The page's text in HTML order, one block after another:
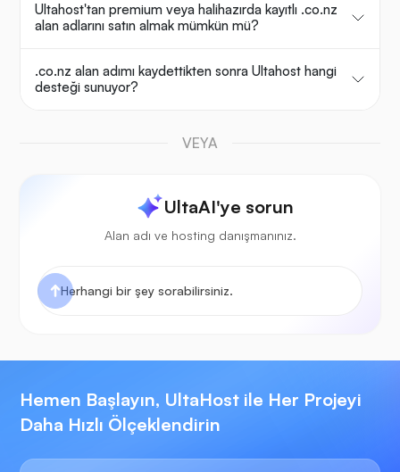
Ultahost'tan premium veya halihazırda kayıtlı .co.nz
alan adlarını satın almak mümkün mü?
.co.nz alan adımı kaydettikten sonra Ultahost hangi
desteği sunuyor?
VEYA
UltaAI'ye sorun
Alan adı ve hosting danışmanınız.
Hemen Başlayın, UltaHost ile Her Projeyi
Daha Hızlı Ölçeklendirin